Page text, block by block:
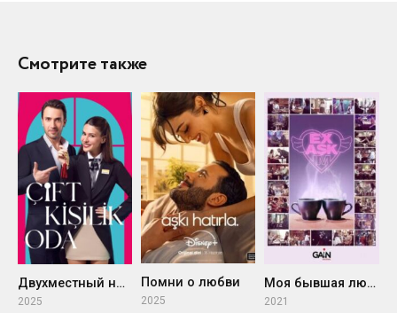
Смотрите также
Двухместный номер
2025
Помни о любви
2025
Моя бывшая любовь
2021